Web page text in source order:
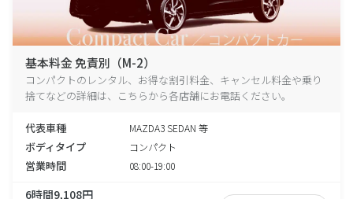
基本料金 免責別（M-2）
コンパクトのレンタル、お得な割引料金、キャンセル料金や乗り
捨てなどの詳細は、こちらから各店舗にお電話ください。
代表車種 MAZDA3 SEDAN 等
ボディタイプ コンパクト
営業時間 08:00-19:00
6時間9,108円